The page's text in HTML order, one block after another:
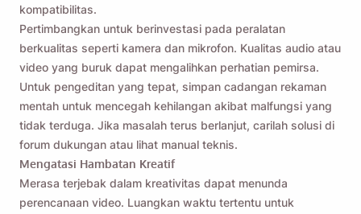
kompatibilitas.
Pertimbangkan untuk berinvestasi pada peralatan
berkualitas seperti kamera dan mikrofon. Kualitas audio atau
video yang buruk dapat mengalihkan perhatian pemirsa.
Untuk pengeditan yang tepat, simpan cadangan rekaman
mentah untuk mencegah kehilangan akibat malfungsi yang
tidak terduga. Jika masalah terus berlanjut, carilah solusi di
forum dukungan atau lihat manual teknis.
Mengatasi Hambatan Kreatif
Merasa terjebak dalam kreativitas dapat menunda
perencanaan video. Luangkan waktu tertentu untuk